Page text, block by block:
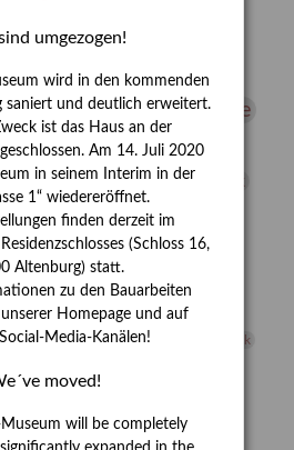
Lindenau
Depot
estrusker Exlibris
Festrede Florenz Fotografie
und heute
Preis
Gerhard Kurt Müller
Mythologie
Heinrich Kirchhoff Heldinnen
Insekten
Italien Jahresempfang
Korkmodelle Kunst
Kunst von Kühl
Künstlerin Lehmbruck
Museumsnacht
Natur
Phelloplastik
Pohlhof
umgezogen!
wird in den kommenden
saniert und deutlich erweitert.
ist das Haus an der
Am 14. Juli 2020
in seinem Interim in der
1“ wiedereröffnet.
finden derzeit im
(Schloss 16,
Altenburg) statt.
zu den Bauarbeiten
Homepage und auf
Media-Kanälen!
moved!
Museum will be completely